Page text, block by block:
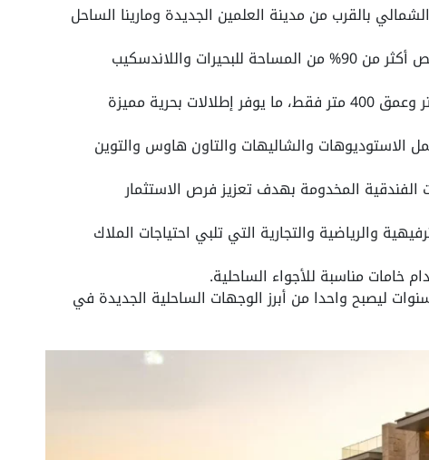
الكيلو 88 بالساحل الشمالي بالقرب من مدينة العلمين الجديدة ومارينا الساحل
يمتد على مساحة 250 فدان مع تخصيص أكثر من 90% من المساحة للبحيرات واللاندسكيب
يتمتع بواجهة شاطئية بطول 2000 متر وعمق 400 متر فقط، ما يوفر إطلالات بحرية مميزة
والشاليهات والتاون هاوس والتوين
الفندقية المخدومة بهدف تعزيز فرص الاستثمار
والرياضية والتجارية التي تلبي احتياجات الملاك
خامات مناسبة للأجواء الساحلية.
المخطط تسليم المشروع خلال 4 سنوات ليصبح واحدا من أبرز الوجهات الساحلية الجديدة في